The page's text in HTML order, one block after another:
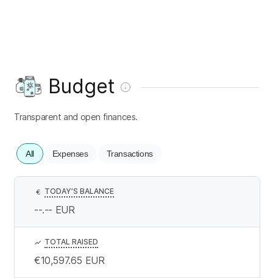
Budget
Transparent and open finances.
All Expenses Transactions
€ TODAY’S BALANCE
--.-- EUR
TOTAL RAISED
€10,597.65 EUR